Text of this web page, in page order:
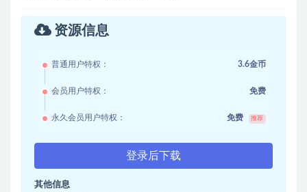
资源信息
普通用户特权： 3.6金币
会员用户特权： 免费
永久会员用户特权： 免费 推荐
登录后下载
其他信息